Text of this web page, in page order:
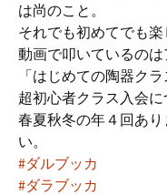
は尚のこと。
それでも初めてでも楽
動画で叩いているの
「はじめての陶器クラ
超初心者クラス入会に
春夏秋冬の年４回あ
い。
#ダルブッカ
#ダラブッカ